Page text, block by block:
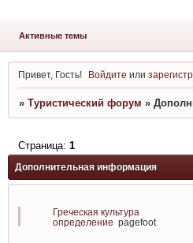
Активные темы
Привет, Гость! Войдите или
» Туристический форум »
Дополнительная информация
Страница: 1
Греческая культура
определение pagefoot